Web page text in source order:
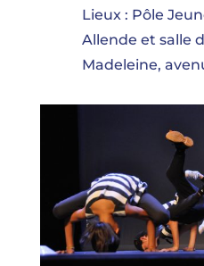
Lieux : Pôle
Allende et salle
Madeleine,